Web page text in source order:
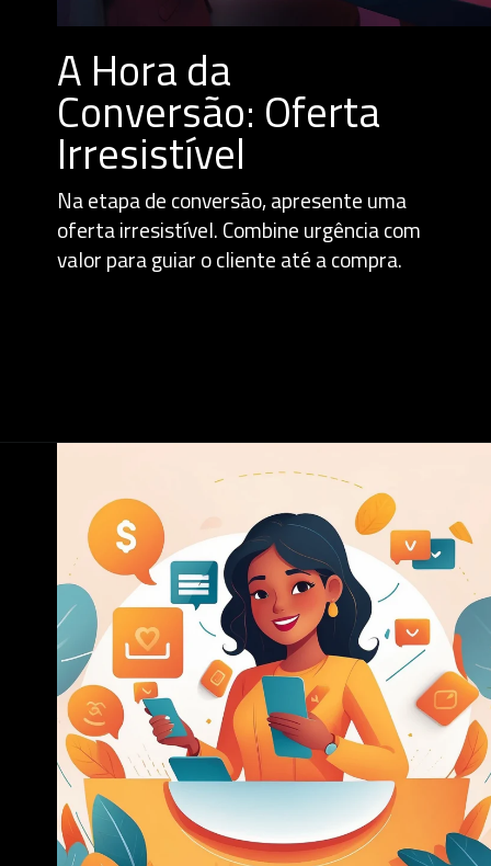
A Hora da
Conversão: Oferta
Irresistível
Na etapa de conversão, apresente uma
oferta irresistível. Combine urgência com
valor para guiar o cliente até a compra.